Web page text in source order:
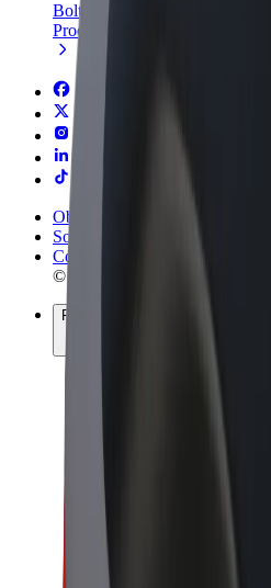
Bolt for Business
Produkty a služby Boltu
Obchodní podmínky
Soukromí
Cookies
© 2026 Bolt Technology OÜ
Produkty
Bolt Food
Bolt Drive
Bolt for Business